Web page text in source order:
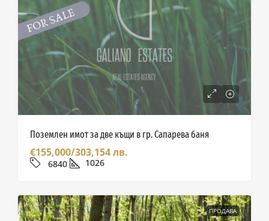
Поземлен имот за две къщи в гр. Сапарева баня
€155,000/303,154 лв.
6840 1026
ПРОДАВА